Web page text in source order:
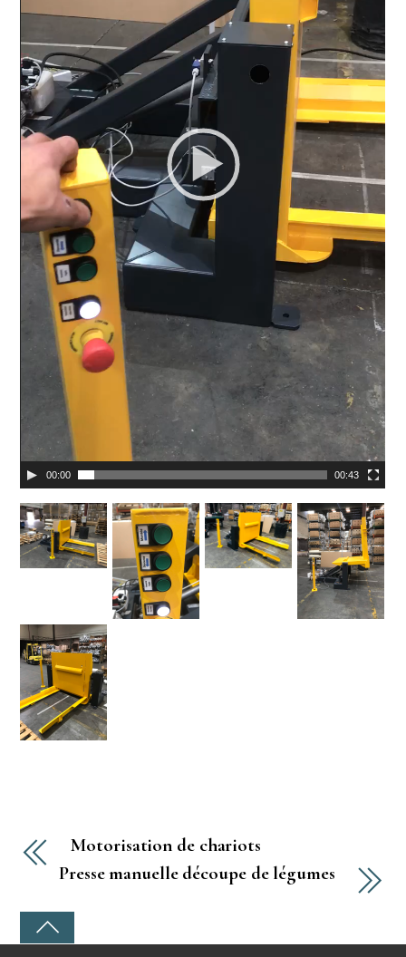
00:00 00:43
Motorisation de chariots
Presse manuelle découpe de légumes